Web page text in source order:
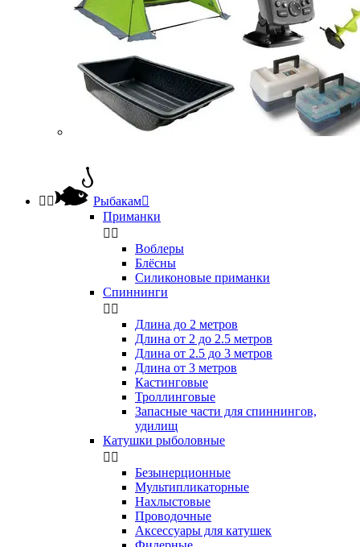
  Рыбакам
Приманки
 
Воблеры
Блёсны
Силиконовые приманки
Спиннинги
 
Длина до 2 метров
Длина от 2 до 2.5 метров
Длина от 2.5 до 3 метров
Длина от 3 метров
Кастинговые
Троллинговые
Запасные части для спиннингов,
удилищ
Катушки рыболовные
 
Безынерционные
Мультипликаторные
Нахлыстовые
Проводочные
Аксессуары для катушек